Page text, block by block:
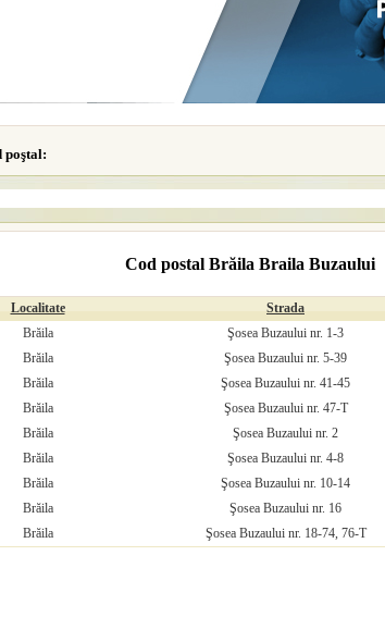
poştal:
Cod postal Brăila Braila Buzaului
Localitate Strada
Brăila Şosea Buzaului nr. 1-3
Brăila Şosea Buzaului nr. 5-39
Brăila Şosea Buzaului nr. 41-45
Brăila Şosea Buzaului nr. 47-T
Brăila Şosea Buzaului nr. 2
Brăila Şosea Buzaului nr. 4-8
Brăila Şosea Buzaului nr. 10-14
Brăila Şosea Buzaului nr. 16
Brăila Şosea Buzaului nr. 18-74, 76-T